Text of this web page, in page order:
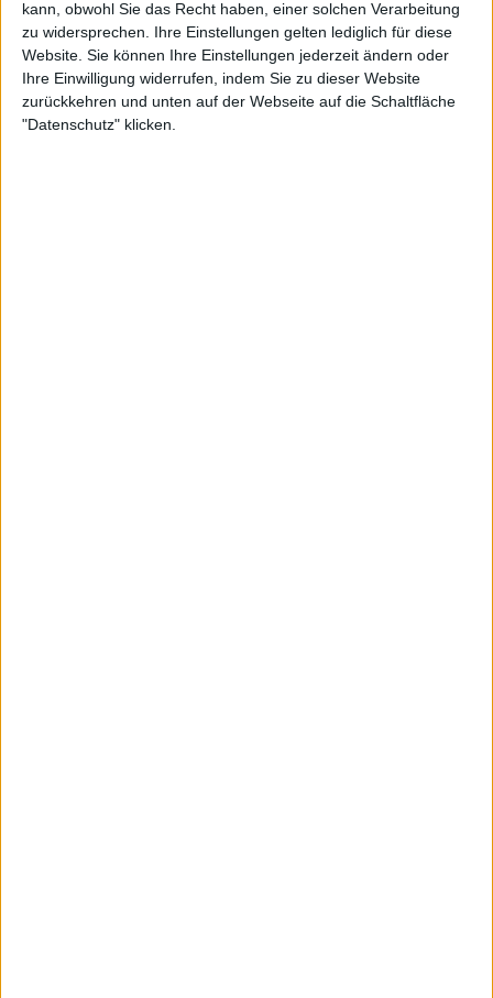
kann, obwohl Sie das Recht haben, einer solchen Verarbeitung
zu widersprechen. Ihre Einstellungen gelten lediglich für diese
Website. Sie können Ihre Einstellungen jederzeit ändern oder
Ihre Einwilligung widerrufen, indem Sie zu dieser Website
zurückkehren und unten auf der Webseite auf die Schaltfläche
"Datenschutz" klicken.
Weiterlesen
Maria Sakkari muss nach